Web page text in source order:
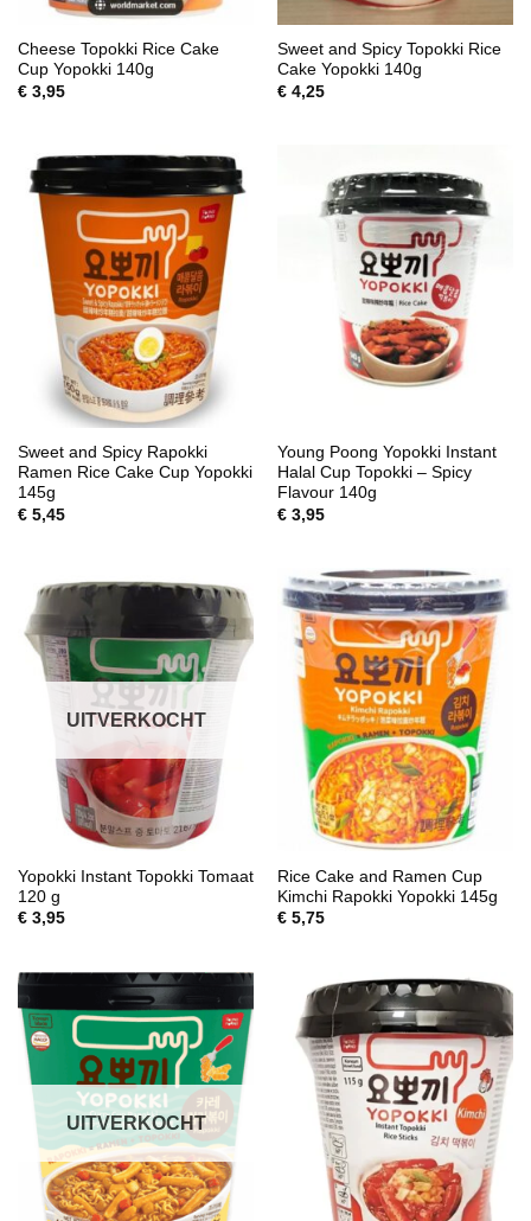
Cheese Topokki Rice Cake
Cup Yopokki 140g
€3,95
Sweet and Spicy Topokki Rice
Cake Yopokki 140g
€4,25
Sweet and Spicy Rapokki
Ramen Rice Cake Cup Yopokki
145g
€5,45
Young Poong Yopokki Instant
Halal Cup Topokki – Spicy
Flavour 140g
€3,95
UITVERKOCHT
Yopokki Instant Topokki Tomaat
120 g
€3,95
Rice Cake and Ramen Cup
Kimchi Rapokki Yopokki 145g
€5,75
UITVERKOCHT